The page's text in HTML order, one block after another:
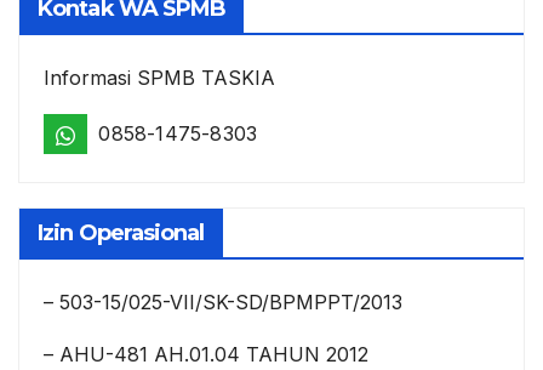
Kontak WA SPMB
Informasi SPMB TASKIA
0858-1475-8303
Izin Operasional
– 503-15/025-VII/SK-SD/BPMPPT/2013
– AHU-481 AH.01.04 TAHUN 2012